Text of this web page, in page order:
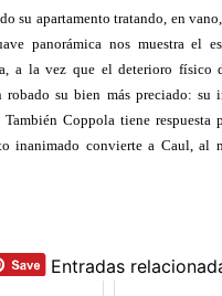
su apartamento tratando, en
panorámica nos muestra el
a la vez que el deterioro físico
robado su bien más preciado:
Coppola tiene
inanimado convierte a Caul, al
Entradas